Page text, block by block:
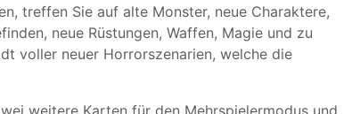
treffen Sie auf alte Monster, neue Charaktere,
neue Rüstungen, Waffen, Magie und zu
voller neuer Horrorszenarien, welche die
weitere Karten für den Mehrspielermodus und